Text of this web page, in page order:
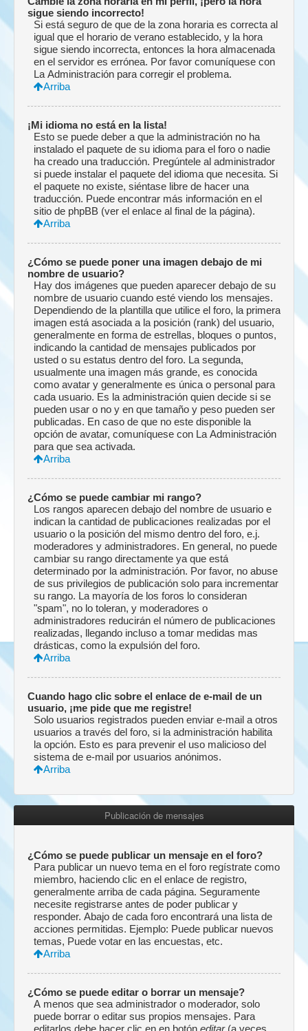
sigue siendo incorrecto!
Si está seguro de que de la zona horaria es correcta al
igual que el horario de verano establecido, y la hora
sigue siendo incorrecta, entonces la hora almacenada
en el servidor es errónea. Por favor comuníquese con
La Administración para corregir el problema.
Arriba
¡Mi idioma no está en la lista!
Esto se puede deber a que la administración no ha
instalado el paquete de su idioma para el foro o nadie
ha creado una traducción. Pregúntele al administrador
si puede instalar el paquete del idioma que necesita. Si
el paquete no existe, siéntase libre de hacer una
traducción. Puede encontrar más información en el
sitio de phpBB (ver el enlace al final de la página).
Arriba
¿Cómo se puede poner una imagen debajo de mi
nombre de usuario?
Hay dos imágenes que pueden aparecer debajo de su
nombre de usuario cuando esté viendo los mensajes.
Dependiendo de la plantilla que utilice el foro, la primera
imagen está asociada a la posición (rank) del usuario,
generalmente en forma de estrellas, bloques o puntos,
indicando la cantidad de mensajes publicados por
usted o su estatus dentro del foro. La segunda,
usualmente una imagen más grande, es conocida
como avatar y generalmente es única o personal para
cada usuario. Es la administración quien decide si se
pueden usar o no y en que tamaño y peso pueden ser
publicadas. En caso de que no este disponible la
opción de avatar, comuníquese con La Administración
para que sea activada.
Arriba
¿Cómo se puede cambiar mi rango?
Los rangos aparecen debajo del nombre de usuario e
indican la cantidad de publicaciones realizadas por el
usuario o la posición del mismo dentro del foro, e.j.
moderadores y administradores. En general, no puede
cambiar su rango directamente ya que está
determinado por la administración. Por favor, no abuse
de sus privilegios de publicación solo para incrementar
su rango. La mayoría de los foros lo consideran
"spam", no lo toleran, y moderadores o
administradores reducirán el número de publicaciones
realizadas, llegando incluso a tomar medidas mas
drásticas, como la expulsión del foro.
Arriba
Cuando hago clic sobre el enlace de e-mail de un
usuario, ¡me pide que me registre!
Solo usuarios registrados pueden enviar e-mail a otros
usuarios a través del foro, si la administración habilita
la opción. Esto es para prevenir el uso malicioso del
sistema de e-mail por usuarios anónimos.
Arriba
Publicación de mensajes
¿Cómo se puede publicar un mensaje en el foro?
Para publicar un nuevo tema en el foro regístrate como
miembro, haciendo clic en el enlace de registro,
generalmente arriba de cada página. Seguramente
necesite registrarse antes de poder publicar y
responder. Abajo de cada foro encontrará una lista de
acciones permitidas. Ejemplo: Puede publicar nuevos
temas, Puede votar en las encuestas, etc.
Arriba
¿Cómo se puede editar o borrar un mensaje?
A menos que sea administrador o moderador, solo
puede borrar o editar sus propios mensajes. Para
editarlos debe hacer clic en en botón editar(a veces